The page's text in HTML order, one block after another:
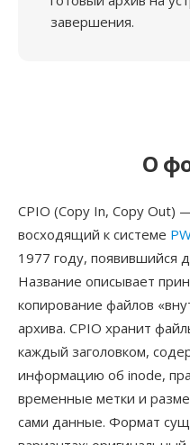
завершения.
О
CPIO (Copy In, Copy Out)
восходящий к системе
1977 году, появившийся
Название описывает
копирование файлов
архива. CPIO хранит
каждый заголовком,
информацию об inode,
временные метки и
сами данные. Формат